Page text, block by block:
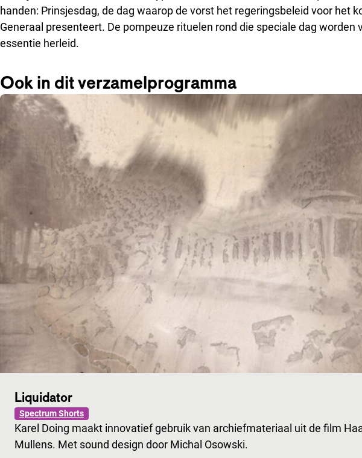
handen: Prinsjesdag, de dag waarop de vorst het regeringsbeleid voor het
Generaal presenteert. De pompeuze rituelen rond die speciale dag worden
essentie herleid.
Ook in dit verzamelprogramma
Liquidator
Spectrum Shorts
Karel Doing maakt innovatief gebruik van archiefmateriaal uit de film
Mullens. Met sound design door Michal Osowski.